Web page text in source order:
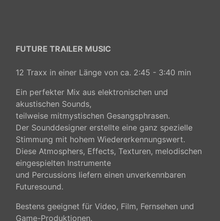
FUTURE TRAILER MUSIC
12 Traxx in einer Länge von ca. 2:45 - 3:40 min
Ein perfekter Mix aus elektronischen und
akustischen Sounds,
teilweise mitmystischen Gesangsphrasen.
Der Sounddesigner erstellte eine ganz spezielle
Stimmung mit hohem Wiedererkennungswert.
Diese Atmosphers, Effects, Texturen, melodischen
eingespielten Instrumente
und Percussions liefern einen unverkennbaren
Futuresound.
Bestens geeignet für Video, Film, Fernsehen und
Game-Produktionen.